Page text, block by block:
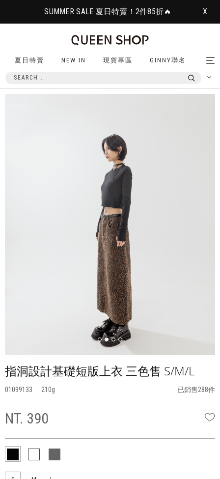
SUMMER SALE 夏日特賣！2件85折🔥 X
夏日特賣 NEW IN 現貨專區 GINNY聯名
指洞設計基礎短版上衣 三色售 S/M/L
01099133 210 已銷售288件
NT. 390